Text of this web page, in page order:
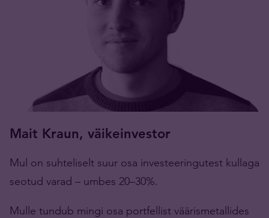
Mait Kraun, väikeinvestor
Mul on suhteliselt suur osa investeeringutest kullaga
seotud varad – umbes 20–30%.
Mulle tundub mingi osa portfellist väärismetallides